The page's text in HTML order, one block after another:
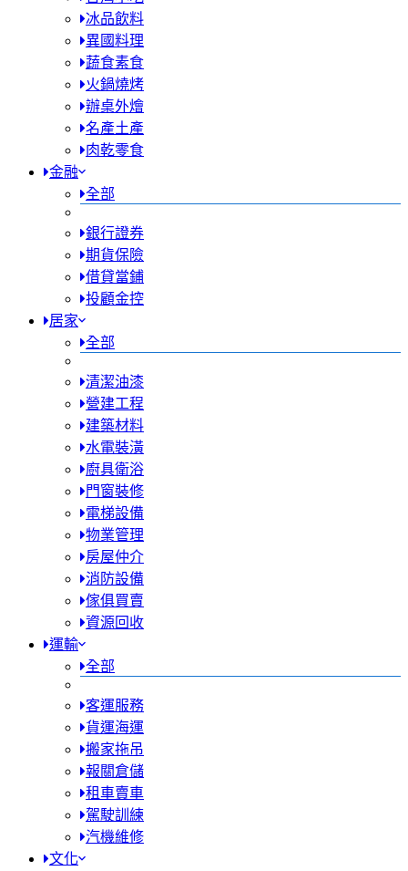
冰品飲料
異國料理
蔬食素食
火鍋燒烤
辦桌外燴
名產土產
肉乾零食
金融
全部
銀行證券
期貨保險
借貸當鋪
投顧金控
居家
全部
清潔油漆
營建工程
建築材料
水電裝潢
廚具衛浴
門窗裝修
電梯設備
物業管理
房屋仲介
消防設備
傢俱買賣
資源回收
運輸
全部
客運服務
貨運海運
搬家拖吊
報關倉儲
租車賣車
駕駛訓練
汽機維修
文化